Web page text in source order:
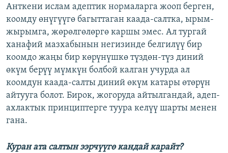
Анткени ислам адептик нормаларга жооп берген,
коомду өнүгүүгө багыттаган каада-салтка, ырым-
жырымга, жөрөлгөлөргө каршы эмес. Ал тургай
ханафий мазхабынын негизинде белгилүү бир
коомдо жаңы бир көрүнүшкө түздөн-түз диний
өкүм берүү мүмкүн болбой калган учурда ал
коомдун каада-салты диний өкүм катары өтөрүн
айтууга болот. Бирок, жогоруда айтылгандай, адеп-
ахлактык принциптерге туура келүү шарты менен
гана.
Куран ата салтын ээрчүүгө кандай карайт?